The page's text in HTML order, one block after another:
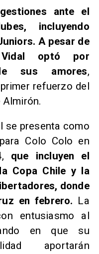
ante el
incluyendo
A pesar de
Vidal optó por
sus amores,
refuerzo del
se presenta como
Colo Colo en
que incluyen el
Copa Chile y la
donde
en febrero. La
entusiasmo al
en que su
aportarán